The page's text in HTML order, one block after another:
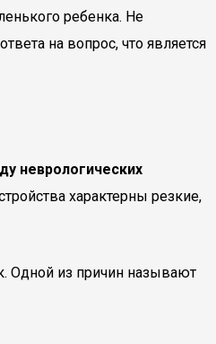
ребенка. Не
на вопрос, что является
неврологических
характерны резкие,
Одной из причин называют